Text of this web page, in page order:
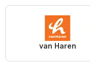
van Haren